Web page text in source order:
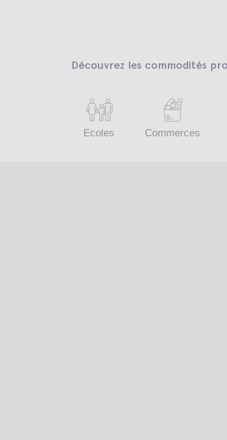
Découvrez les commodités
Ecoles Commerces